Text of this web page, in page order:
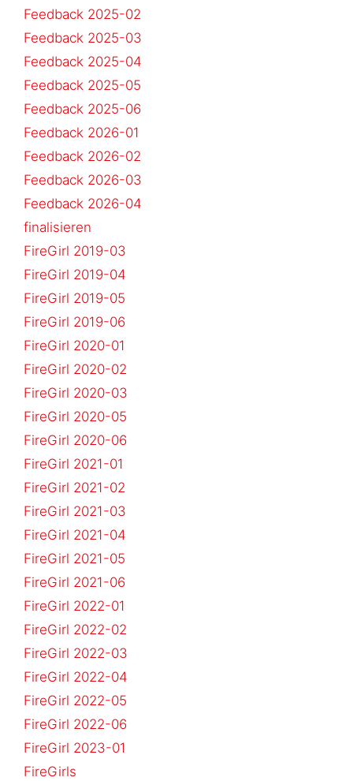
Feedback 2025-02
Feedback 2025-03
Feedback 2025-04
Feedback 2025-05
Feedback 2025-06
Feedback 2026-01
Feedback 2026-02
Feedback 2026-03
Feedback 2026-04
finalisieren
FireGirl 2019-03
FireGirl 2019-04
FireGirl 2019-05
FireGirl 2019-06
FireGirl 2020-01
FireGirl 2020-02
FireGirl 2020-03
FireGirl 2020-05
FireGirl 2020-06
FireGirl 2021-01
FireGirl 2021-02
FireGirl 2021-03
FireGirl 2021-04
FireGirl 2021-05
FireGirl 2021-06
FireGirl 2022-01
FireGirl 2022-02
FireGirl 2022-03
FireGirl 2022-04
FireGirl 2022-05
FireGirl 2022-06
FireGirl 2023-01
FireGirls